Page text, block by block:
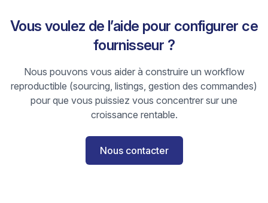
Vous voulez de l’aide pour configurer ce
fournisseur ?
Nous pouvons vous aider à construire un workflow
reproductible (sourcing, listings, gestion des commandes)
pour que vous puissiez vous concentrer sur une
croissance rentable.
Nous contacter